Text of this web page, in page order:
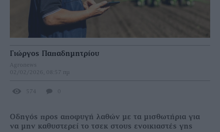
Γιώργος Παπαδημητρίου
Agronews
02/02/2026, 08:57 πμ
574 0
Οδηγός προς αποφυγή λαθών με τα μισθωτήρια για
να μην καθυστερεί το τσεκ στους ενοικιαστές γης